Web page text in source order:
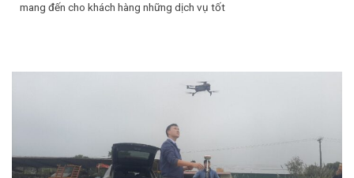
mang đến cho khách hàng những dịch vụ tốt